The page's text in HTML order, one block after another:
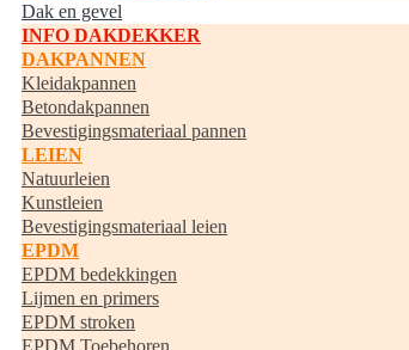
Dak en gevel
INFO DAKDEKKER
DAKPANNEN
Kleidakpannen
Betondakpannen
Bevestigingsmateriaal pannen
LEIEN
Natuurleien
Kunstleien
Bevestigingsmateriaal leien
EPDM
EPDM bedekkingen
Lijmen en primers
EPDM stroken
EPDM Toebehoren